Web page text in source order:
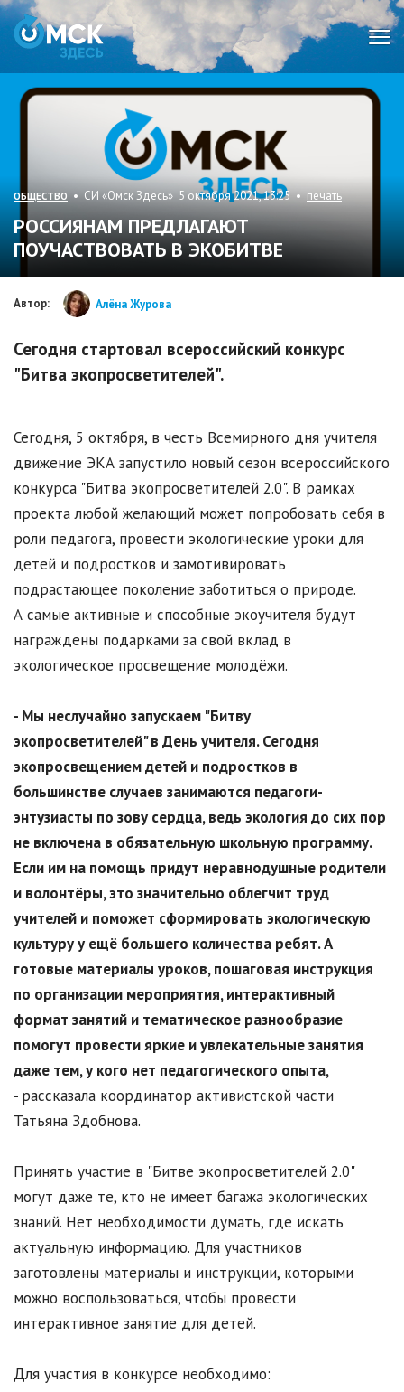
ОБЩЕСТВО • СИ «Омск Здесь» 5 октября 2021, 13:25 • печать
РОССИЯНАМ ПРЕДЛАГАЮТ
ПОУЧАСТВОВАТЬ В ЭКОБИТВЕ
Автор: Алёна Журова
Сегодня стартовал всероссийский конкурс
"Битва экопросветителей".
Сегодня, 5 октября, в честь Всемирного дня учителя
движение ЭКА запустило новый сезон всероссийского
конкурса "Битва экопросветителей 2.0". В рамках
проекта любой желающий может попробовать себя в
роли педагога, провести экологические уроки для
детей и подростков и замотивировать
подрастающее поколение заботиться о природе.
А самые активные и способные экоучителя будут
награждены подарками за свой вклад в
экологическое просвещение молодёжи.
- Мы неслучайно запускаем "Битву
экопросветителей" в День учителя. Сегодня
экопросвещением детей и подростков в
большинстве случаев занимаются педагоги-
энтузиасты по зову сердца, ведь экология до сих пор
не включена в обязательную школьную программу.
Если им на помощь придут неравнодушные родители
и волонтёры, это значительно облегчит труд
учителей и поможет сформировать экологическую
культуру у ещё большего количества ребят. А
готовые материалы уроков, пошаговая инструкция
по организации мероприятия, интерактивный
формат занятий и тематическое разнообразие
помогут провести яркие и увлекательные занятия
даже тем, у кого нет педагогического опыта,
- рассказала координатор активистской части
Татьяна Здобнова.
Принять участие в "Битве экопросветителей 2.0"
могут даже те, кто не имеет багажа экологических
знаний. Нет необходимости думать, где искать
актуальную информацию. Для участников
заготовлены материалы и инструкции, которыми
можно воспользоваться, чтобы провести
интерактивное занятие для детей.
Для участия в конкурсе необходимо: